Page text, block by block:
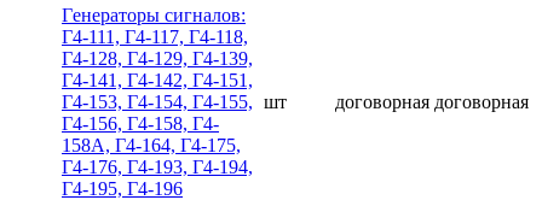
Гeнepaтopы cигнaлoв:
Г4-111, Г4-117, Г4-118,
Г4-128, Г4-129, Г4-139,
Г4-141, Г4-142, Г4-151,
Г4-153, Г4-154, Г4-155,
Г4-156, Г4-158, Г4-
158А, Г4-164, Г4-175,
Г4-176, Г4-193, Г4-194,
Г4-195, Г4-196
шт договорная договорная